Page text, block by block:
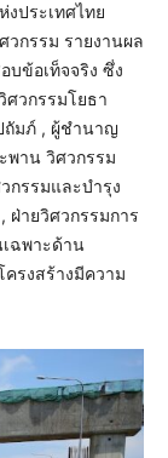
งประเทศไทย
วกรรม รายงานผล
ข้อเท็จจริง ซึ่ง
วกรรมโยธา
ถัมภ์ , ผู้ชำนาญ
พาน วิศวกรรม
กรรมและบำรุง
ฝ่ายวิศวกรรมการ
ฉพาะด้าน
รงสร้างมีความ